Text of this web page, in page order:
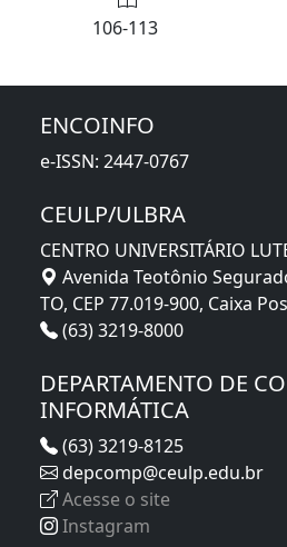
106-113
ENCOINFO
e-ISSN: 2447-0767
CEULP/ULBRA
CENTRO UNIVERSITÁRIO
Avenida Teotônio
TO, CEP 77.019-900, Caixa
(63) 3219-8000
DEPARTAMENTO DE
INFORMÁTICA
(63) 3219-8125
depcomp@ceulp.edu.br
Acesse o site
Instagram